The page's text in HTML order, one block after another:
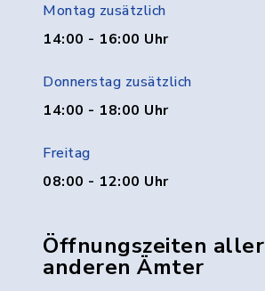
Montag zusätzlich
14:00 - 16:00 Uhr
Donnerstag zusätzlich
14:00 - 18:00 Uhr
Freitag
08:00 - 12:00 Uhr
Öffnungszeiten aller
anderen Ämter